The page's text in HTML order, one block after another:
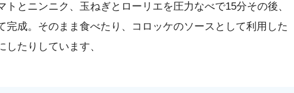
トとニンニク、玉ねぎとローリエを圧力なべで15分その後、
完成。そのまま食べたり、コロッケのソースとして利用した
たりしています、